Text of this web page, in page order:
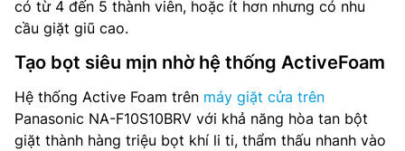
có từ 4 đến 5 thành viên, hoặc ít hơn nhưng có nhu
cầu giặt giũ cao.
Tạo bọt siêu mịn nhờ hệ thống ActiveFoam
Hệ thống Active Foam trên máy giặt cửa trên
Panasonic NA-F10S10BRV với khả năng hòa tan bột
giặt thành hàng triệu bọt khí li ti, thẩm thấu nhanh vào